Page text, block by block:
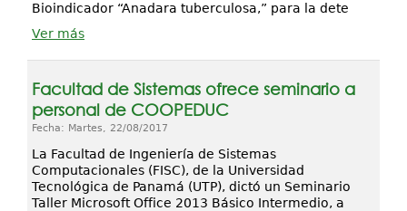
Bioindicador “Anadara tuberculosa,” para la dete
Ver más
Facultad de Sistemas ofrece seminario a
personal de COOPEDUC
Fecha: Martes, 22/08/2017
La Facultad de Ingeniería de Sistemas
Computacionales (FISC), de la Universidad
Tecnológica de Panamá (UTP), dictó un Seminario
Taller Microsoft Office 2013 Básico Intermedio, a